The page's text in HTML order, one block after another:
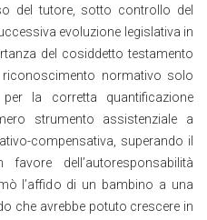
del tutore, sotto controllo del
evoluzione legislativa in
del cosiddetto testamento
normativo solo
la corretta quantificazione
strumento assistenziale a
compensativa, superando il
dell’autoresponsabilità
l’affido di un bambino a una
che avrebbe potuto crescere in